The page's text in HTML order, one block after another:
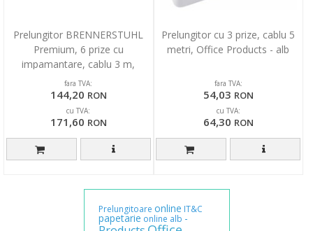
Prelungitor BRENNERSTUHL
Premium, 6 prize cu
impamantare, cablu 3 m,
intrerupator - negru
fara TVA:
144,20 RON
cu TVA:
171,60 RON
Prelungitor cu 3 prize, cablu 5
metri, Office Products - alb
fara TVA:
54,03 RON
cu TVA:
64,30 RON
Prelungitoare online IT&C
papetarie online alb -